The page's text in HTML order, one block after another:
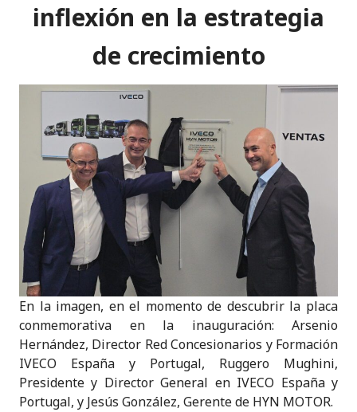
inflexión en la estrategia
de crecimiento
En la imagen, en el momento de descubrir la placa
conmemorativa en la inauguración: Arsenio
Hernández, Director Red Concesionarios y Formación
IVECO España y Portugal, Ruggero Mughini,
Presidente y Director General en IVECO España y
Portugal, y Jesús González, Gerente de HYN MOTOR.